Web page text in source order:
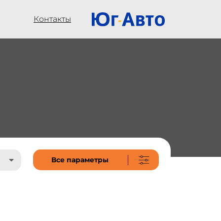
Контакты
Все параметры